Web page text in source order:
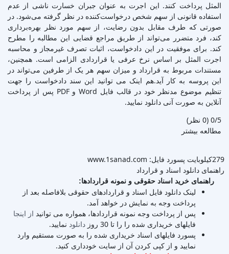
المثل پرداخت کنند. این اجرت به عنوان جبران خسارت ناشی از عدم
استفاده قانونی از سهم شخص درخواست‌کننده در نظر گرفته می‌شود. در
صورتی که طرف مقابل بدون رضایت، از سهم مورد نظر بهره‌برداری
کند، فرد متضرر می‌تواند از طریق مراجع قضایی این مطالبه را مطرح
کند. برای موفقیت در این دادخواست، اثبات تصرف غیرمجاز و محاسبه
اجرت المثل بر اساس نرخ عرفی یا قراردادی الزامی است. همچنین،
مستندات مربوط به قرارداد و میزان سهم هر یک از طرفین می‌تواند در
این پروسه به کار آید.هم اینک می توانید این سند دادخواست را جهت
تنظیم موضوع مدنظر خود در قالب فایل Word و PDF پس از پرداخت
آنلاین به صورت آنی دانلود نمایید.
‫0/5 ‫(0 نظر)
مطالعه بیشتر
279کیلوبایت
پسورد فایل: www.1sanad.com
راهنمای دانلود اسناد و قرارداد
راهنمای خرید اسناد حقوقی و نمونه قراردادها:
لینک دانلود فایل اسناد و قراردادهای حقوقی بلافاصله بعد از
پرداخت وجه به نمایش در خواهد آمد.
پس از پرداخت وجه نمونه قراردادها، همواره می توانید از اینجا
فایلهای خریداری شده را را تا 30 روز
دانلود نمایید.
پسورد فایلهای اسناد خریداری شده را به صورت مستقیم وارد
نمایید و از کپی کردن آن از سایت خودداری کنید.